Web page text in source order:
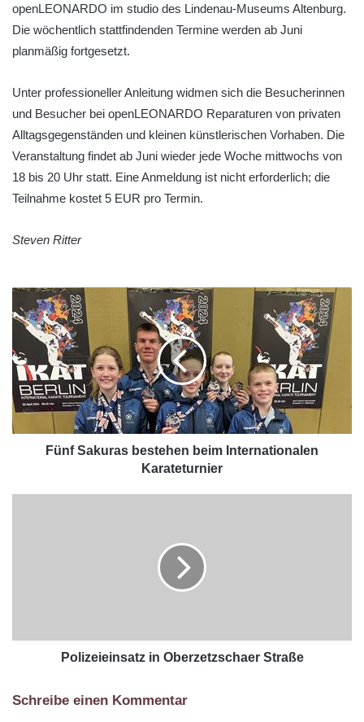
openLEONARDO im studio des Lindenau-Museums Altenburg.
Die wöchentlich stattfindenden Termine werden ab Juni
planmäßig fortgesetzt.
Unter professioneller Anleitung widmen sich die Besucherinnen
und Besucher bei openLEONARDO Reparaturen von privaten
Alltagsgegenständen und kleinen künstlerischen Vorhaben. Die
Veranstaltung findet ab Juni wieder jede Woche mittwochs von
18 bis 20 Uhr statt. Eine Anmeldung ist nicht erforderlich; die
Teilnahme kostet 5 EUR pro Termin.
Steven Ritter
Fünf Sakuras bestehen beim Internationalen
Karateturnier
Polizeieinsatz in Oberzetzschaer Straße
Schreibe einen Kommentar